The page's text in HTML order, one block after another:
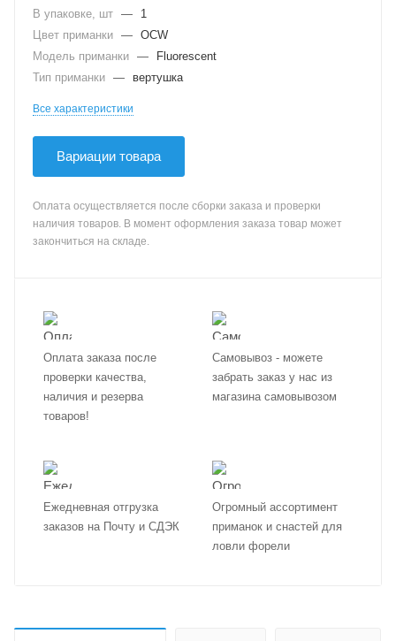
В упаковке, шт —
1
Цвет приманки — OCW
Модель приманки —
Fluorescent
Тип приманки — вертушка
Все характеристики
Вариации товара
Оплата осуществляется после сборки заказа и проверки
наличия товаров. В момент оформления заказа товар может
закончиться на складе.
Оплата заказа после
проверки качества,
наличия и резерва
товаров!
Самовывоз - можете
забрать заказ у нас из
магазина самовывозом
Ежедневная отгрузка
заказов на Почту и СДЭК
Огромный ассортимент
приманок и снастей для
ловли форели